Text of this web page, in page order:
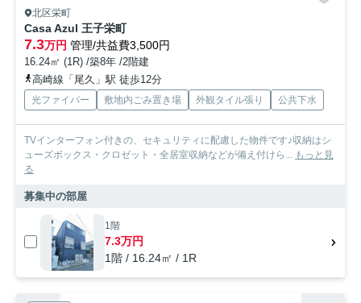
北区栄町
Casa Azul 王子栄町
7.3万円 管理/共益費3,500円
16.24㎡ (1R) /築8年 /2階建
高崎線「尾久」駅 徒歩12分
光ファイバー 敷地内ごみ置き場 外観タイル張り 公共下水
TVインターフォン付きの、セキュリティに配慮した物件です♪収納はシ
ューズボックス・クロゼット・全居室収納などが備え付けら...
もっと見
る
募集中の部屋
1階
7.3万円
1階 / 16.24㎡ / 1R